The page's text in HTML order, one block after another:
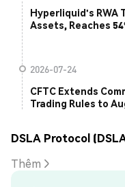
Hyperliquid's RWA
Assets, Reaches
2026-07-24
CFTC Extends
Trading Rules to
DSLA Protocol
Thêm